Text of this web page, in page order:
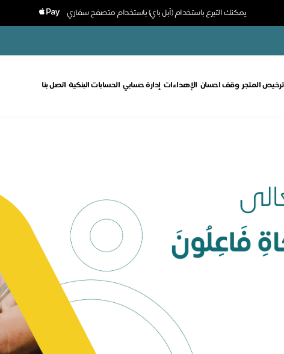
يمكنك التبرع باستخدام (أبل باي) باستخدام متصفح سفاري
ترخيص المتجر وقف احسان الإهداءات إدارة حسابي الحسابات البنكية اتصل بنا